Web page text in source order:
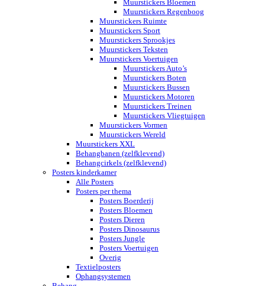
Muurstickers Bloemen
Muurstickers Regenboog
Muurstickers Ruimte
Muurstickers Sport
Muurstickers Sprookjes
Muurstickers Teksten
Muurstickers Voertuigen
Muurstickers Auto’s
Muurstickers Boten
Muurstickers Bussen
Muurstickers Motoren
Muurstickers Treinen
Muurstickers Vliegtuigen
Muurstickers Vormen
Muurstickers Wereld
Muurstickers XXL
Behangbanen (zelfklevend)
Behangcirkels (zelfklevend)
Posters kinderkamer
Alle Posters
Posters per thema
Posters Boerderij
Posters Bloemen
Posters Dieren
Posters Dinosaurus
Posters Jungle
Posters Voertuigen
Overig
Textielposters
Ophangsystemen